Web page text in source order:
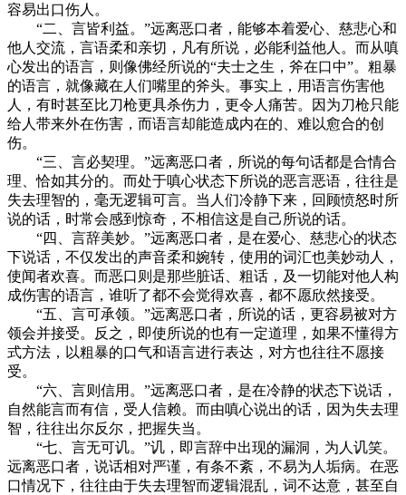
容易出口伤人。
“二、言皆利益。”远离恶口者，能够本着爱心、慈悲心和
他人交流，言语柔和亲切，凡有所说，必能利益他人。而从嗔
心发出的语言，则像佛经所说的“夫士之生，斧在口中”。粗暴
的语言，就像藏在人们嘴里的斧头。事实上，用语言伤害他
人，有时甚至比刀枪更具杀伤力，更令人痛苦。因为刀枪只能
给人带来外在伤害，而语言却能造成内在的、难以愈合的创
伤。
“三、言必契理。”远离恶口者，所说的每句话都是合情合
理、恰如其分的。而处于嗔心状态下所说的恶言恶语，往往是
失去理智的，毫无逻辑可言。当人们冷静下来，回顾愤怒时所
说的话，时常会感到惊奇，不相信这是自己所说的话。
“四、言辞美妙。”远离恶口者，是在爱心、慈悲心的状态
下说话，不仅发出的声音柔和婉转，使用的词汇也美妙动人，
使闻者欢喜。而恶口则是那些脏话、粗话，及一切能对他人构
成伤害的语言，谁听了都不会觉得欢喜，都不愿欣然接受。
“五、言可承领。”远离恶口者，所说的话，更容易被对方
领会并接受。反之，即使所说的也有一定道理，如果不懂得方
式方法，以粗暴的口气和语言进行表达，对方也往往不愿接
受。
“六、言则信用。”远离恶口者，是在冷静的状态下说话，
自然能言而有信，受人信赖。而由嗔心说出的话，因为失去理
智，往往出尔反尔，把握失当。
“七、言无可讥。”讥，即言辞中出现的漏洞，为人讥笑。
远离恶口者，说话相对严谨，有条不紊，不易为人垢病。在恶
口情况下，往往由于失去理智而逻辑混乱，词不达意，甚至自